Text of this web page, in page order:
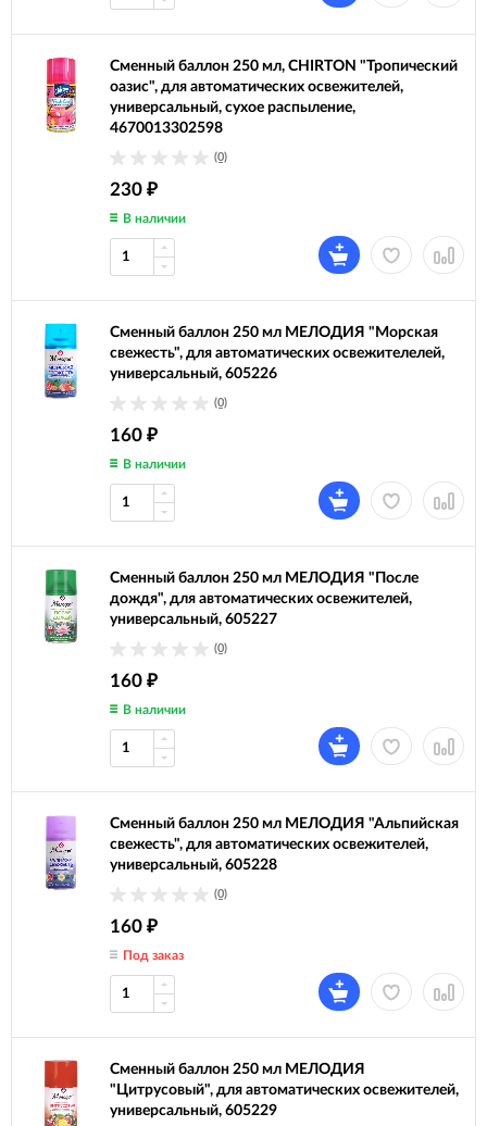
Сменный баллон 250 мл, CHIRTON "Тропический
оазис", для автоматических освежителей,
универсальный, сухое распыление,
4670013302598
(0)
230 ₽
В наличии
Сменный баллон 250 мл МЕЛОДИЯ "Морская
свежесть", для автоматических освежителелей,
универсальный, 605226
(0)
160 ₽
В наличии
Сменный баллон 250 мл МЕЛОДИЯ "После
дождя", для автоматических освежителей,
универсальный, 605227
(0)
160 ₽
В наличии
Сменный баллон 250 мл МЕЛОДИЯ "Альпийская
свежесть", для автоматических освежителей,
универсальный, 605228
(0)
160 ₽
Под заказ
Сменный баллон 250 мл МЕЛОДИЯ
"Цитрусовый", для автоматических освежителей,
универсальный, 605229